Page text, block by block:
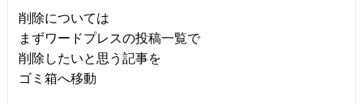
削除については
まずワードプレスの投稿一覧で
削除したいと思う記事を
ゴミ箱へ移動